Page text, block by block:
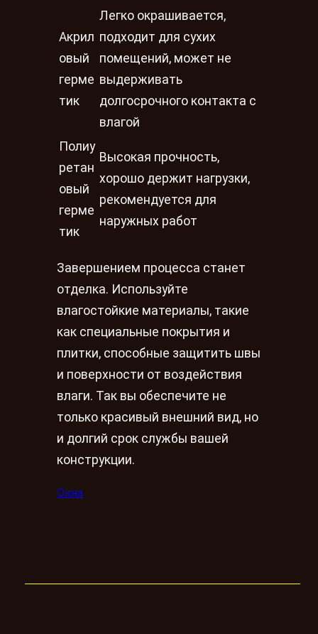
Акрил
овый
герме
тик
Легко окрашивается,
подходит для сухих
помещений, может не
выдерживать
долгосрочного контакта с
влагой
Полиу
ретан
овый
герме
тик
Высокая прочность,
хорошо держит нагрузки,
рекомендуется для
наружных работ
Завершением процесса станет
отделка. Используйте
влагостойкие материалы, такие
как специальные покрытия и
плитки, способные защитить швы
и поверхности от воздействия
влаги. Так вы обеспечите не
только красивый внешний вид, но
и долгий срок службы вашей
конструкции.
Окна